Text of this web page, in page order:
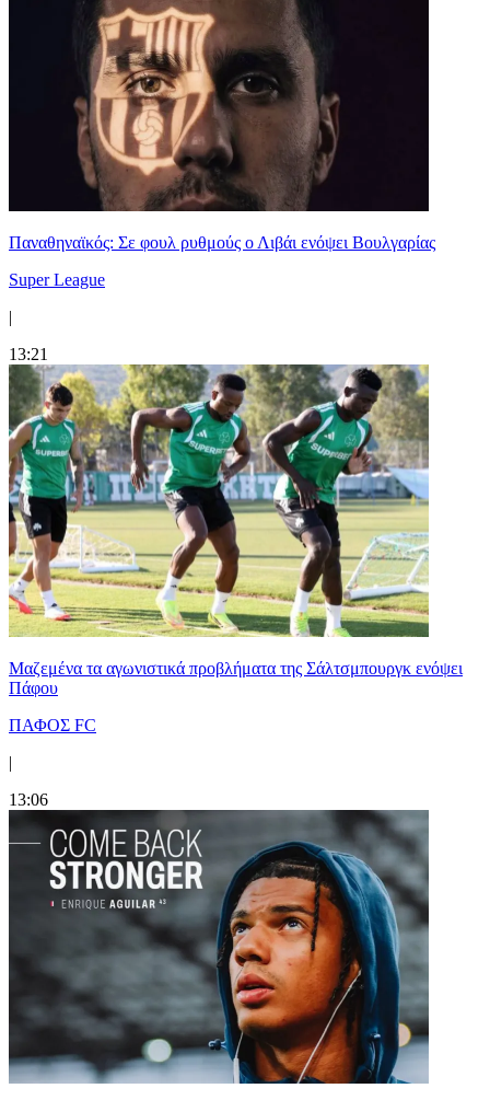
Παναθηναϊκός: Σε φουλ ρυθμούς ο Λιβάι ενόψει Βουλγαρίας
Super League
|
13:21
Μαζεμένα τα αγωνιστικά προβλήματα της Σάλτσμπουργκ ενόψει
Πάφου
ΠΑΦΟΣ FC
|
13:06